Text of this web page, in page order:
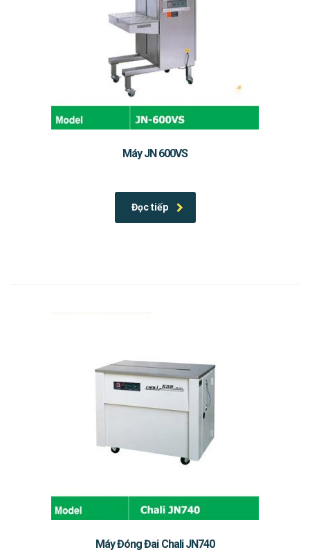
Máy JN 600VS
Đọc tiếp
Máy Đóng Đai Chali JN740